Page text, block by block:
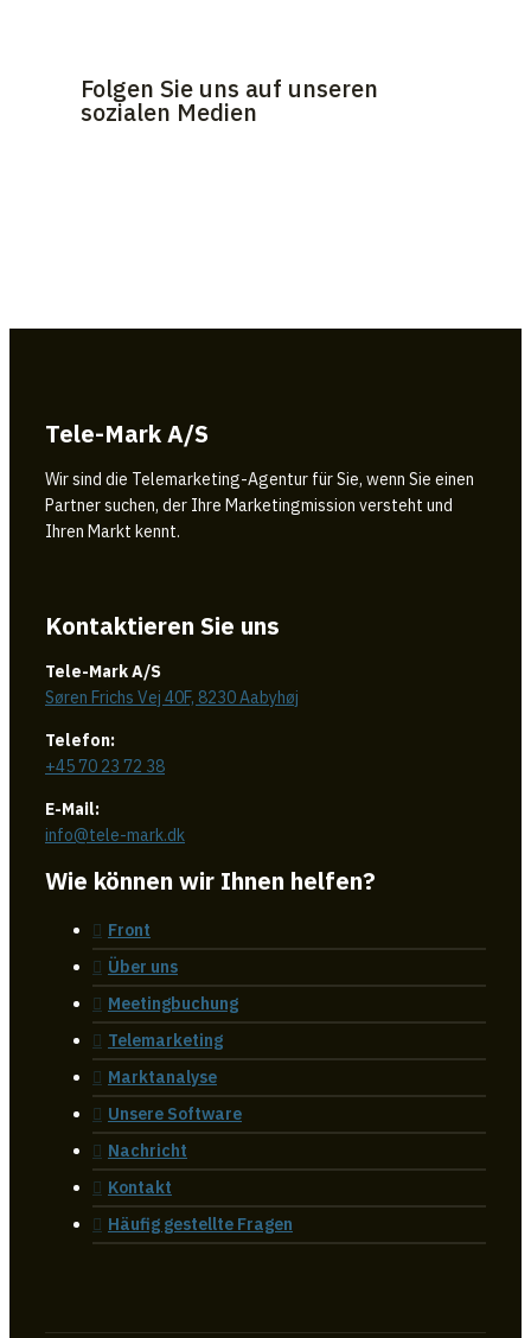
Folgen Sie uns auf unseren
sozialen Medien
Tele-Mark A/S
Wir sind die Telemarketing-Agentur für Sie, wenn Sie einen
Partner suchen, der Ihre Marketingmission versteht und
Ihren Markt kennt.
Kontaktieren Sie uns
Tele-Mark A/S
Søren Frichs Vej 40F, 8230 Aabyhøj
Telefon:
+45 70 23 72 38
E-Mail:
info@tele-mark.dk
Wie können wir Ihnen helfen?
Front
Über uns
Meetingbuchung
Telemarketing
Marktanalyse
Unsere Software
Nachricht
Kontakt
Häufig gestellte Fragen